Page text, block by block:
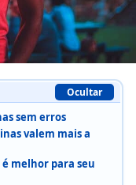
Ocultar
sem erros
valem mais a
melhor para seu